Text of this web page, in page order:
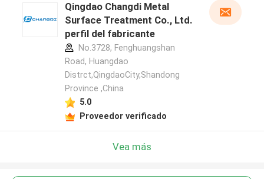
Qingdao Changdi Metal
Surface Treatment Co., Ltd.
perfil del fabricante
No.3728, Fenghuangshan
Road, Huangdao
Distrct,QingdaoCity,Shandong
Province ,China
5.0
Proveedor verificado
Vea más